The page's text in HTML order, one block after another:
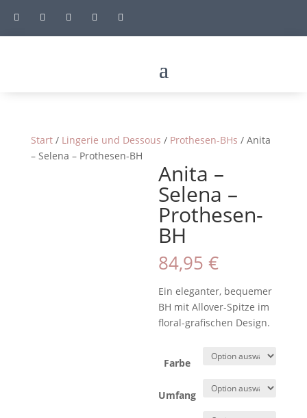
    
Start/ Lingerie und Dessous / Prothesen-BHs / Anita
– Selena – Prothesen-BH
Anita –
Selena –
Prothesen-
BH
84,95€
Ein eleganter, bequemer
BH mit Allover-Spitze im
floral-grafischen Design.
Farbe
Umfang